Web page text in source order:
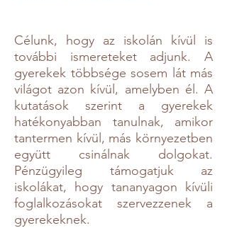
Célunk, hogy az iskolán kívül is
további ismereteket adjunk. A
gyerekek többsége sosem lát más
világot azon kívül, amelyben él. A
kutatások szerint a gyerekek
hatékonyabban tanulnak, amikor
tantermen kívül, más környezetben
együtt csinálnak dolgokat.
Pénzügyileg támogatjuk az
iskolákat, hogy tananyagon kívüli
foglalkozásokat szervezzenek a
gyerekeknek.